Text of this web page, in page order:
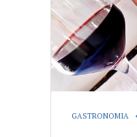
GASTRONOMIA